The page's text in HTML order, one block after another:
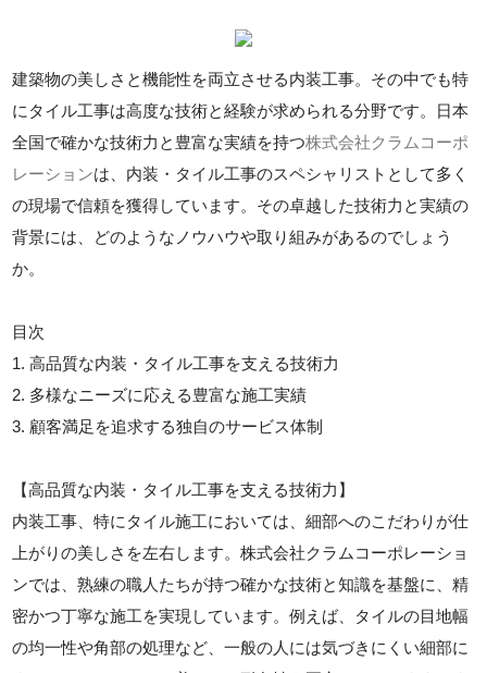
建築物の美しさと機能性を両立させる内装工事。その中でも特
にタイル工事は高度な技術と経験が求められる分野です。日本
全国で確かな技術力と豊富な実績を持つ株式会社クラムコーポ
レーションは、内装・タイル工事のスペシャリストとして多く
の現場で信頼を獲得しています。その卓越した技術力と実績の
背景には、どのようなノウハウや取り組みがあるのでしょう
か。
目次
1. 高品質な内装・タイル工事を支える技術力
2. 多様なニーズに応える豊富な施工実績
3. 顧客満足を追求する独自のサービス体制
【高品質な内装・タイル工事を支える技術力】
内装工事、特にタイル施工においては、細部へのこだわりが仕
上がりの美しさを左右します。株式会社クラムコーポレーショ
ンでは、熟練の職人たちが持つ確かな技術と知識を基盤に、精
密かつ丁寧な施工を実現しています。例えば、タイルの目地幅
の均一性や角部の処理など、一般の人には気づきにくい細部に